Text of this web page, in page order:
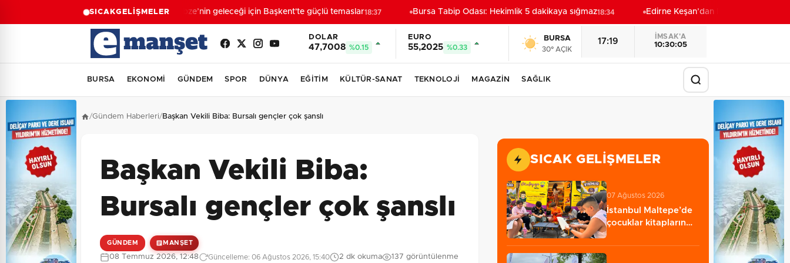
SICAKGELİŞMELERGebze’nin geleceği için Başkent'te güçlü temaslar 18:37 Bursa Tabip Odası: Hekimlik 5 dakikaya sığmaz18:34 Edirne Keşan’dan Elazığ'a gönül
DOLAR
47,7008 %0.15
EURO
55,2025 %0.33
BURSA
30° AÇIK
17:19
İMSAK'A
10:30:03
BURSA EKONOMİ GÜNDEM SPOR DÜNYA EĞİTİM KÜLTÜR-SANAT TEKNOLOJİ MAGAZİN SAĞLIK
/Gündem Haberleri/Başkan Vekili Biba: Bursalı gençler çok şanslı
Başkan Vekili Biba:
Bursalı gençler çok şanslı
GÜNDEM MANŞET
08 Temmuz 2026, 12:48 Güncelleme: 06 Ağustos 2026, 15:40 2 dk okuma 137 görüntülenme
SICAK GELIŞMELER
07 Ağustos 2026
İstanbul Maltepe’de
çocuklar kitapların